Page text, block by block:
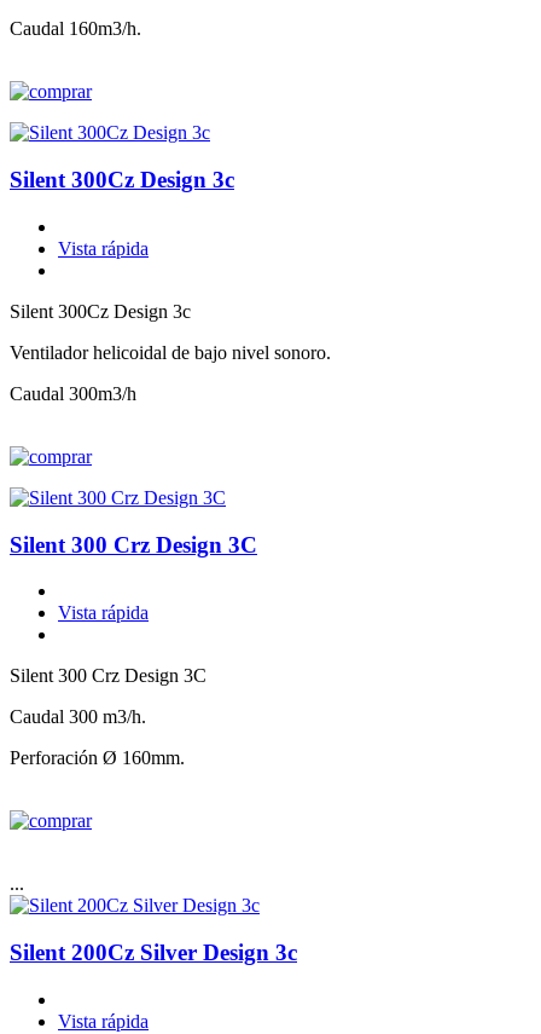
Caudal 160m3/h.
Silent 300Cz Design 3c
Vista rápida
Silent 300Cz Design 3c
Ventilador helicoidal de bajo nivel sonoro.
Caudal 300m3/h
Silent 300 Crz Design 3C
Vista rápida
Silent 300 Crz Design 3C
Caudal 300 m3/h.
Perforación Ø 160mm.
...
Silent 200Cz Silver Design 3c
Vista rápida